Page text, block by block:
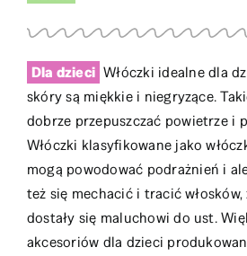
Dla dzieci Włóczki idealne dla
skóry są miękkie i niegryzące.
dobrze przepuszczać powietrze i
Włóczki klasyfikowane jako
mogą powodować podrażnień i
też się mechacić i tracić
dostały się maluchowi do ust.
akcesoriów dla dzieci